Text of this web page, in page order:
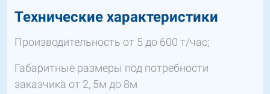
Технические характеристики
Производительность от 5 до 600 т/час;
Габаритные размеры под потребности
заказчика от 2, 5м до 8м